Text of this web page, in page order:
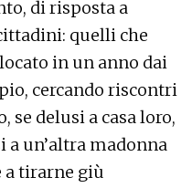
di risposta a
quelli che
in un anno dai
cercando riscontri
se delusi a casa loro,
a un’altra madonna
tirarne giù